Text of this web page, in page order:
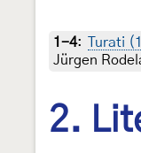
1-4: Turati
Jürgen
2.